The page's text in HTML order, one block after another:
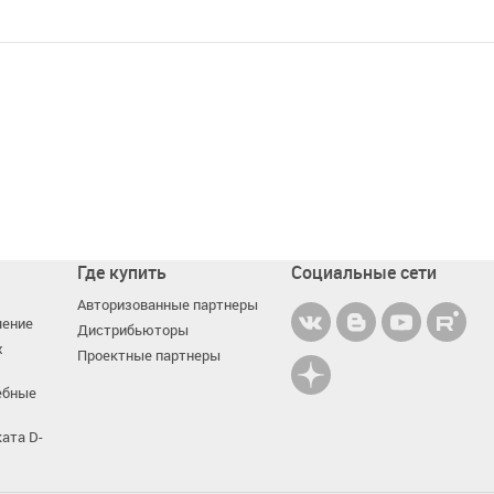
D-
Где купить
Авторизованные партнеры
Дистрибьюторы
Проектные партнеры
Социальные сети